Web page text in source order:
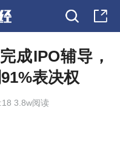
成IPO辅导，
表决权
3.8w阅读